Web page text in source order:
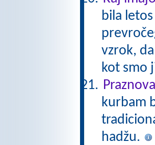
bila
vzrok,
kot smo
kurbam
hadžu.